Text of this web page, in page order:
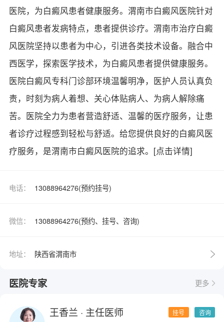
医院，为白癜风患者健康服务。渭南市白癜风医院针对
白癜风患者发病特点，患者提供诊疗。渭南市治疗白癜
风医院坚持以患者为中心，引进各类技术设备。融合中
西医学，探索医学技术，为白癜风患者提供健康服务。
医院白癜风专科门诊部环境温馨明净，医护人员认真负
责，时刻为病人着想、关心体贴病人、为病人解除痛
苦。医院全力为患者营造舒适、温馨的医疗服务，让患
者诊疗过程感到轻松与舒适。给您提供良好的白癜风医
疗服务，是渭南市白癜风医院的追求。 [点击详情]
电话： 13088964276(预约挂号)
微信： 13088964276(预约、挂号、咨询)
地址： 陕西省渭南市
医院专家 更多
咨询
挂号
王香兰 · 主任医师